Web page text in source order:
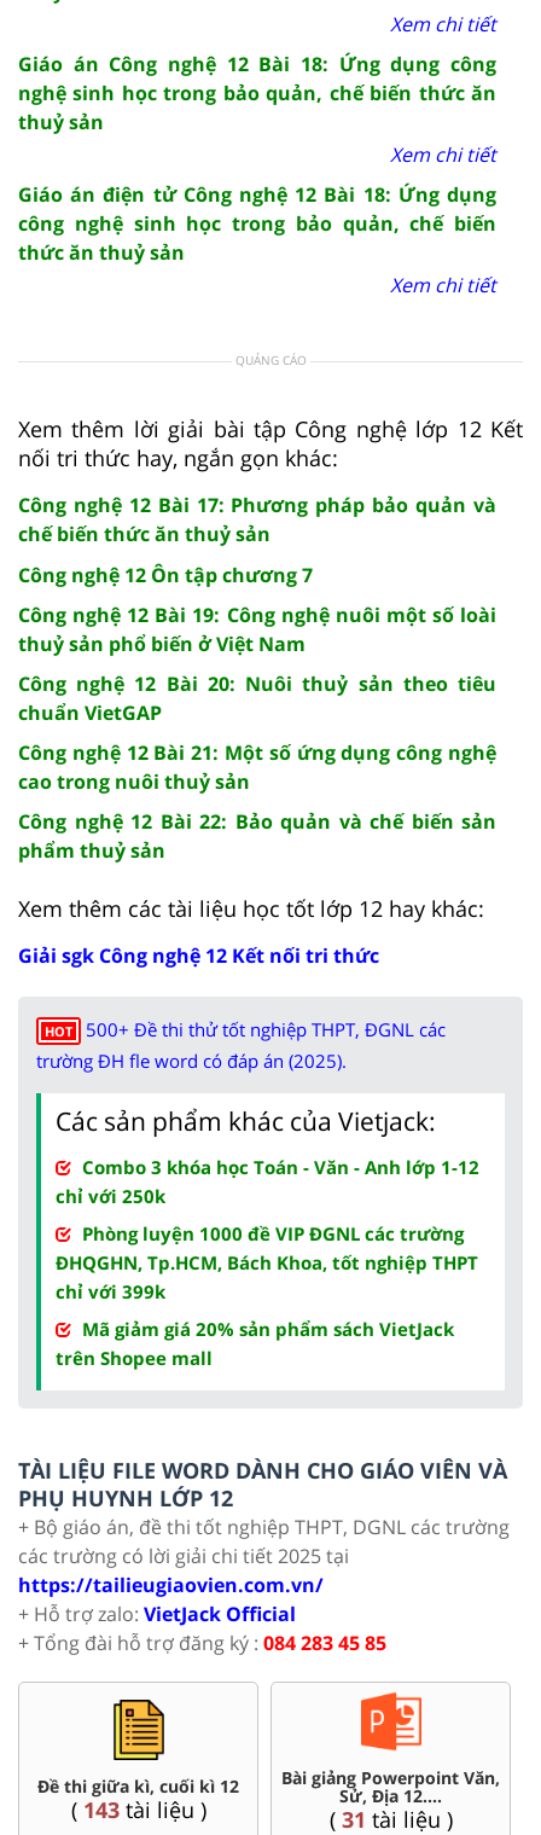
Xem chi tiết
Giáo án Công nghệ 12 Bài 18: Ứng dụng công
nghệ sinh học trong bảo quản, chế biến thức ăn
thuỷ sản
Xem chi tiết
Giáo án điện tử Công nghệ 12 Bài 18: Ứng dụng
công nghệ sinh học trong bảo quản, chế biến
thức ăn thuỷ sản
Xem chi tiết
QUẢNG CÁO
Xem thêm lời giải bài tập Công nghệ lớp 12 Kết
nối tri thức hay, ngắn gọn khác:
Công nghệ 12 Bài 17: Phương pháp bảo quản và
chế biến thức ăn thuỷ sản
Công nghệ 12 Ôn tập chương 7
Công nghệ 12 Bài 19: Công nghệ nuôi một số loài
thuỷ sản phổ biến ở Việt Nam
Công nghệ 12 Bài 20: Nuôi thuỷ sản theo tiêu
chuẩn VietGAP
Công nghệ 12 Bài 21: Một số ứng dụng công nghệ
cao trong nuôi thuỷ sản
Công nghệ 12 Bài 22: Bảo quản và chế biến sản
phẩm thuỷ sản
Xem thêm các tài liệu học tốt lớp 12 hay khác:
Giải sgk Công nghệ 12 Kết nối tri thức
HOT
500+ Đề thi thử tốt nghiệp THPT, ĐGNL các
trường ĐH fle word có đáp án (2025).
Các sản phẩm khác của Vietjack:
Combo 3 khóa học Toán - Văn - Anh lớp 1-12
chỉ với 250k
Phòng luyện 1000 đề VIP ĐGNL các trường
ĐHQGHN, Tp.HCM, Bách Khoa, tốt nghiệp THPT
chỉ với 399k
Mã giảm giá 20% sản phẩm sách VietJack
trên Shopee mall
TÀI LIỆU FILE WORD DÀNH CHO GIÁO VIÊN VÀ
PHỤ HUYNH LỚP 12
+ Bộ giáo án, đề thi tốt nghiệp THPT, DGNL các trường
các trường có lời giải chi tiết 2025 tại
https://tailieugiaovien.com.vn/
+ Hỗ trợ zalo: VietJack Official
+ Tổng đài hỗ trợ đăng ký : 084 283 45 85
Đề thi giữa kì, cuối kì 12
( 143tài liệu )
Bài giảng Powerpoint Văn,
Sử, Địa 12....
( 31 tài liệu )